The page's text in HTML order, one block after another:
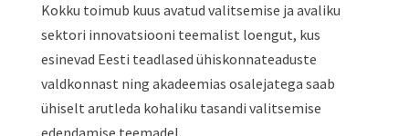
Kokku toimub kuus avatud valitsemise ja avaliku
sektori innovatsiooni teemalist loengut, kus
esinevad Eesti teadlased ühiskonnateaduste
valdkonnast ning akadeemias osalejatega saab
ühiselt arutleda kohaliku tasandi valitsemise
edendamise teemadel.